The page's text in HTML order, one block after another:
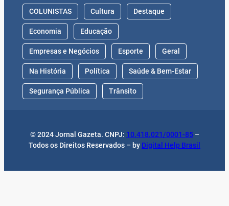
COLUNISTAS Cultura Destaque
Economia Educação
Empresas e Negócios Esporte Geral
Na História Política Saúde & Bem-Estar
Segurança Pública Trânsito
© 2024 Jornal Gazeta. CNPJ: 10.418.021/0001-85–
Todos os Direitos Reservados – by Digital Help Brasil